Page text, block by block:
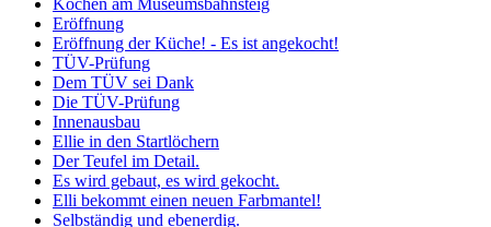
Kochen am Museumsbahnsteig
Eröffnung
Eröffnung der Küche! - Es ist angekocht!
TÜV-Prüfung
Dem TÜV sei Dank
Die TÜV-Prüfung
Innenausbau
Ellie in den Startlöchern
Der Teufel im Detail.
Es wird gebaut, es wird gekocht.
Elli bekommt einen neuen Farbmantel!
Selbständig und ebenerdig.